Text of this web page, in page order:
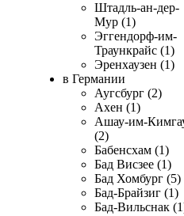
Штадль-ан-дер-
Мур (1)
Эггендорф-им-
Траункрайс (1)
Эренхаузен (1)
в Германии
Аугсбург (2)
Ахен (1)
Ашау-им-
(2)
Бабенсхам (1)
Бад Висзее (1)
Бад Хомбург (5)
Бад-Брайзиг (1)
Бад-Вильснак